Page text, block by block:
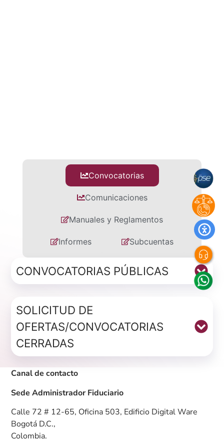
Convocatorias
Comunicaciones
Manuales y Reglamentos
Informes Subcuentas
CONVOCATORIAS PÚBLICAS
SOLICITUD DE
OFERTAS/CONVOCATORIAS
CERRADAS
Canal de contacto
Sede Administrador Fiduciario
Calle 72 # 12-65, Oficina 503, Edificio Digital Ware
Bogotá D.C.,
Colombia.